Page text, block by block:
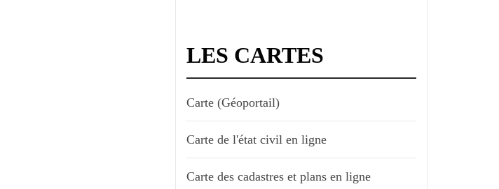
LES CARTES
Carte (Géoportail)
Carte de l'état civil en ligne
Carte des cadastres et plans en ligne